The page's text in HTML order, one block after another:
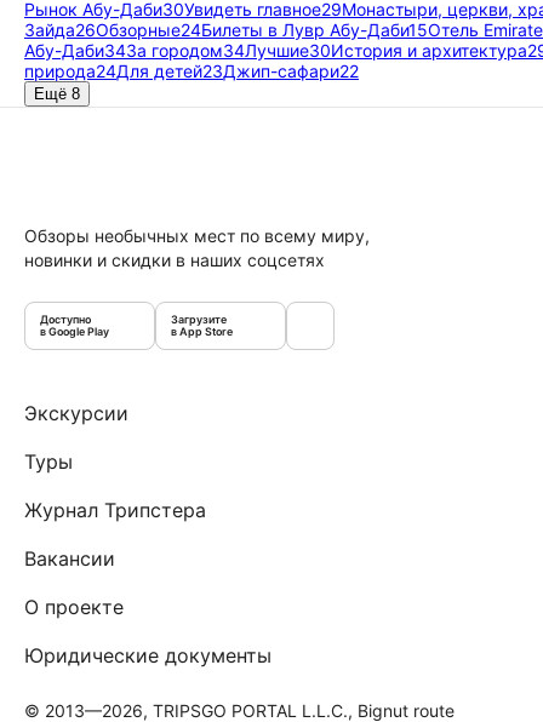
Рынок Абу-Даби30Увидеть главное29Монастыри, церкви,
Зайда26Обзорные24Билеты в Лувр Абу-Даби15Отель
Абу-Даби34За городом34Лучшие30История и архитектура
природа24Для детей23Джип-сафари22
Ещё 8
Обзоры необычных мест по всему миру,
новинки и скидки в наших соцсетях
Доступно
в Google Play
Загрузите
в App Store
Экскурсии
Туры
Журнал Трипстера
Вакансии
О проекте
Юридические документы
© 2013—2026, TRIPSGO PORTAL L.L.C., Bignut route